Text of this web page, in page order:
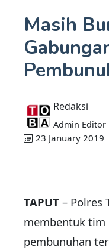
Masih
Redaksi
Admin Editor
23 January 2019
TAPUT – Polres
membentuk tim
pembunuhan